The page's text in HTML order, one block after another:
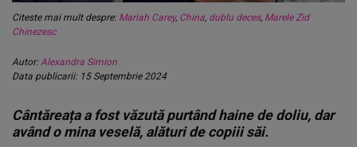
Citeste mai mult despre: Mariah Carey, China, dublu deces, Marele Zid
Chinezesc
Autor:Alexandra Simion
Data publicarii: 15 Septembrie 2024
Cântăreața a fost văzută purtând haine de doliu, dar
având o mina veselă, alături de copiii săi.